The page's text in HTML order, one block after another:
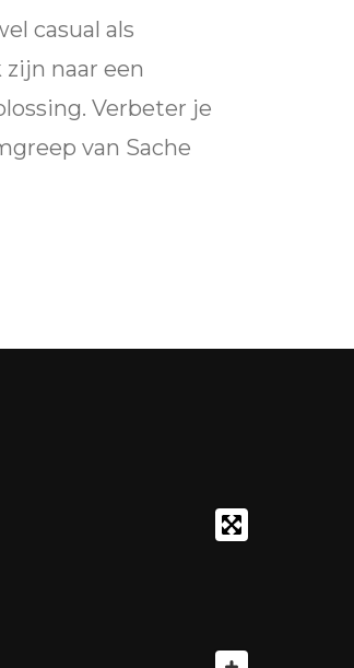
casual als
naar een
Verbeter je
van Sache